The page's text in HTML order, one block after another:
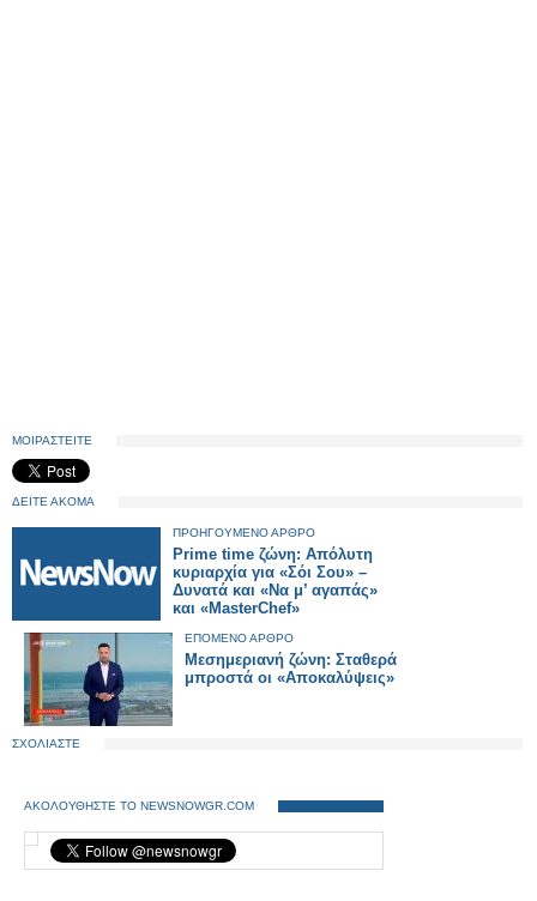
ΜΟΙΡΑΣΤΕΙΤΕ
ΔΕΙΤΕ ΑΚΟΜΑ
ΠΡΟΗΓΟΥΜΕΝΟ ΑΡΘΡΟ
Prime time ζώνη: Απόλυτη
κυριαρχία για «Σόι Σου» –
Δυνατά και «Να μ’ αγαπάς»
και «MasterChef»
ΕΠΟΜΕΝΟ ΑΡΘΡΟ
Μεσημεριανή ζώνη: Σταθερά
μπροστά οι «Αποκαλύψεις»
ΣΧΟΛΙΑΣΤΕ
ΑΚΟΛΟΥΘΗΣΤΕ ΤΟ NEWSNOWGR.COM